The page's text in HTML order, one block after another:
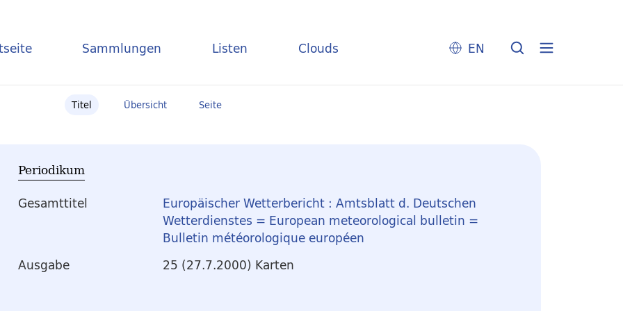
Sammlungen Listen Clouds EN
Titel Übersicht Seite
Periodikum
Gesamttitel
Europäischer Wetterbericht : Amtsblatt d. Deutschen
Wetterdienstes = European meteorological bulletin =
Bulletin météorologique européen
Ausgabe
25 (27.7.2000) Karten